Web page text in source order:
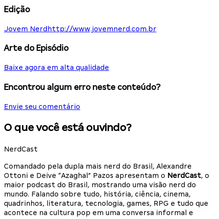
Edição
Jovem Nerd http://www.jovemnerd.com.br
Arte do Episódio
Baixe agora em alta qualidade
Encontrou algum erro neste conteúdo?
Envie seu comentário
O que você está ouvindo?
NerdCast
Comandado pela dupla mais nerd do Brasil, Alexandre
Ottoni e Deive “Azaghal” Pazos apresentam o NerdCast, o
maior podcast do Brasil, mostrando uma visão nerd do
mundo. Falando sobre tudo, história, ciência, cinema,
quadrinhos, literatura, tecnologia, games, RPG e tudo que
acontece na cultura pop em uma conversa informal e